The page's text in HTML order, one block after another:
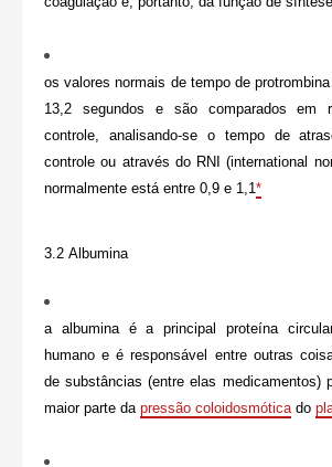
os valores normais de tempo de
13,2 segundos e são comparados em
controle, analisando-se o tempo de
controle ou através do RNI (international
normalmente está entre 0,9 e 1,1*
3.2 Albumina
a albumina é a principal proteína
humano e é responsável entre outras
de substâncias (entre elas medicamentos)
maior parte da pressão coloidosmóticado